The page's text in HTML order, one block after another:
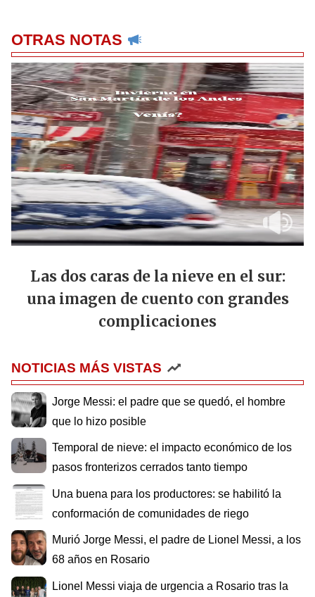
OTRAS NOTAS
Las dos caras de la nieve en el sur:
una imagen de cuento con grandes
complicaciones
NOTICIAS MÁS VISTAS
Jorge Messi: el padre que se quedó, el hombre
que lo hizo posible
Temporal de nieve: el impacto económico de los
pasos fronterizos cerrados tanto tiempo
Una buena para los productores: se habilitó la
conformación de comunidades de riego
Murió Jorge Messi, el padre de Lionel Messi, a los
68 años en Rosario
Lionel Messi viaja de urgencia a Rosario tras la